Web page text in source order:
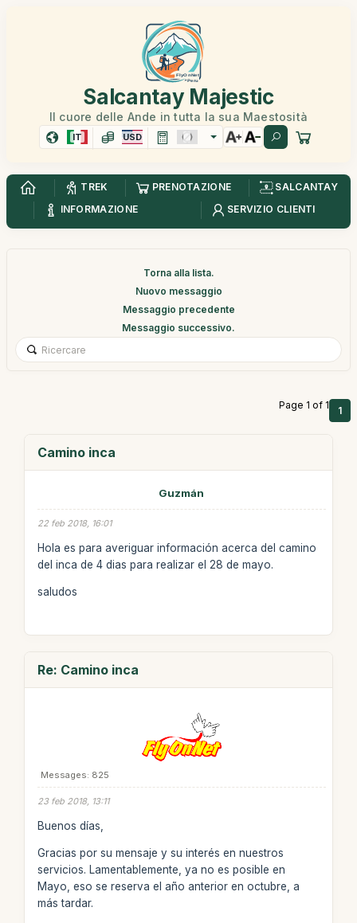
Salcantay Majestic
Il cuore delle Ande in tutta la sua Maestosità
IT USD
TREK PRENOTAZIONE
SALCANTAY
INFORMAZIONE
SERVIZIO CLIENTI
Torna alla lista.
Nuovo messaggio
Messaggio precedente
Messaggio successivo.
Page 1 of 1 1
Camino inca
Guzmán
22 feb 2018, 16:01
Hola es para averiguar información acerca del camino
del inca de 4 dias para realizar el 28 de mayo.
saludos
Re: Camino inca
Messages: 825
23 feb 2018, 13:11
Buenos días,
Gracias por su mensaje y su interés en nuestros
servicios. Lamentablemente, ya no es posible en
Mayo, eso se reserva el año anterior en octubre, a
más tardar.